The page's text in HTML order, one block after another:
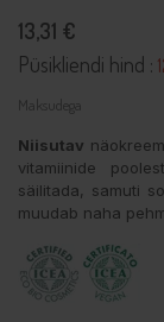
13,31 €
Püsikliendi hind :
Maksudega
Niisutav
vitamiinide
säilitada, samuti
muudab naha